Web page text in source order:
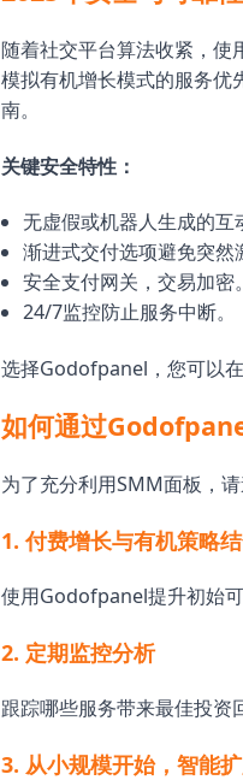
随着社交平台算法收紧，
模拟有机增长模式的服务优
南。
关键安全特性：
无虚假或机器人生成的互
渐进式交付选项避免突然
安全支付网关，交易加密。
24/7监控防止服务中断。
选择Godofpanel，您可以
如何通过
为了充分利用SMM面板，
1. 付费增长与有机策略
使用Godofpanel提升初始
2. 定期监控分析
跟踪哪些服务带来最佳投资
3. 从小规模开始，智能